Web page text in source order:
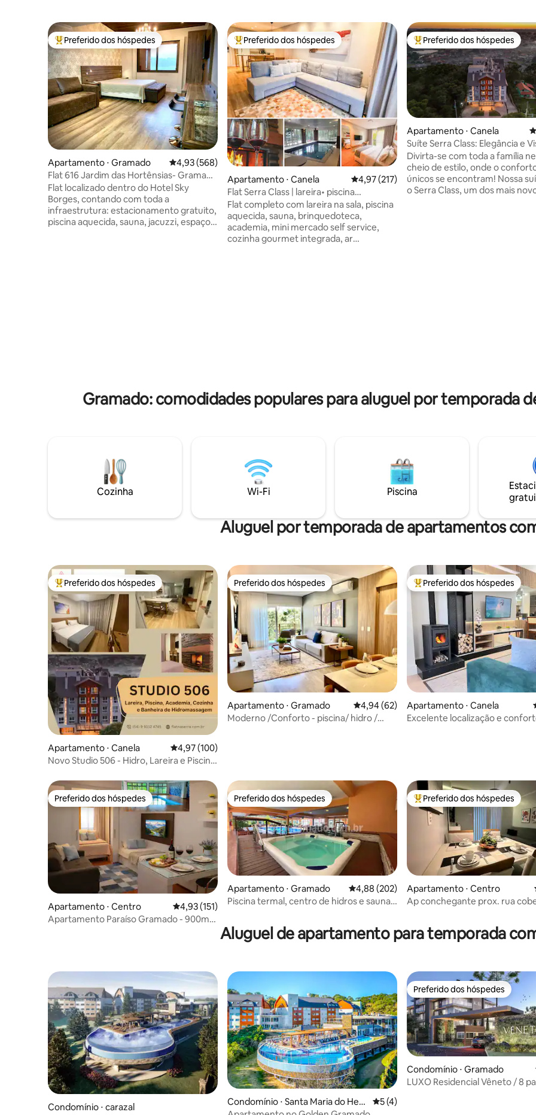
Entre os melhores preferidos dos hóspedes
Preferido dos hóspedes
Apartamento ⋅ Gramado 4,93 de uma avaliação média de 5, 568 avaliações
4,93 (568)
Flat 616 Jardim das Hortênsias- Gramado
Alpenhaus
Flat localizado dentro do Hotel Sky
Borges, contando com toda a
infraestrutura: estacionamento gratuito,
piscina aquecida, sauna, jacuzzi, espaço
Entre os melhores preferidos dos hóspedes
Preferido dos hóspedes
Apartamento ⋅ Canela 4,97 de uma avaliação média de 5, 217
4,97 (217)
Flat Serra Class | lareira• piscina
aquecida•sauna
Flat completo com lareira na sala, piscina
aquecida, sauna, brinquedoteca,
academia, mini mercado self service,
cozinha gourmet integrada, ar
Entre os melhores preferidos
Preferido dos hóspedes
Apartamento ⋅ Canela
Suíte Serra Class: Elegância e
Espetacular
Divirta-se com toda a família
cheio de estilo, onde o
únicos se encontram! Nossa
o Serra Class, um dos mais novos
Gramado: comodidades populares para aluguel por temporada
Cozinha Wi-Fi Piscina
Aluguel por temporada de apartamentos
Entre os melhores preferidos dos hóspedes
Preferido dos hóspedes
Apartamento ⋅ Canela 4,97 de uma avaliação média de 5, 100 avaliações
4,97 (100)
Novo Studio 506 - Hidro, Lareira e Piscina
Preferido dos hóspedes
Preferido dos hóspedes
Apartamento ⋅ Gramado 4,94 de uma avaliação média de 5, 62
4,94 (62)
Moderno /Conforto - piscina/ hidro /
Entre os melhores preferidos
Preferido dos hóspedes
Apartamento ⋅ Canela
Excelente localização e
Preferido dos hóspedes
Preferido dos hóspedes
Apartamento ⋅ Centro 4,93 de uma avaliação média de 5, 151 avaliações
4,93 (151)
Apartamento Paraíso Gramado - 900m
Preferido dos hóspedes
Preferido dos hóspedes
Apartamento ⋅ Gramado 4,88 de uma avaliação média de 5, 202
4,88 (202)
Piscina termal, centro de hidros e sauna
Entre os melhores preferidos
Preferido dos hóspedes
Apartamento ⋅ Centro
Ap conchegante prox. rua
Aluguel de apartamento para temporada
Condomínio ⋅ carazal
Condomínio ⋅ Santa Maria do Herv
5 de uma avaliação média de 5, 4
5 (4)
Preferido dos hóspedes
Preferido dos hóspedes
Condomínio ⋅ Gramado
LUXO Residencial Vêneto / 8